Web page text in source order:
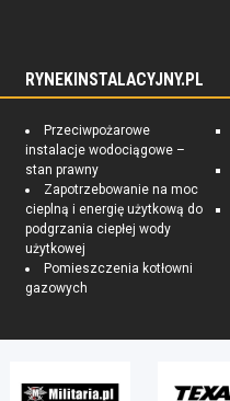
RYNEKINSTALACYJNY.PL
Przeciwpożarowe
instalacje wodociągowe –
stan prawny
Zapotrzebowanie na moc
cieplną i energię użytkową do
podgrzania ciepłej wody
użytkowej
Pomieszczenia kotłowni
gazowych